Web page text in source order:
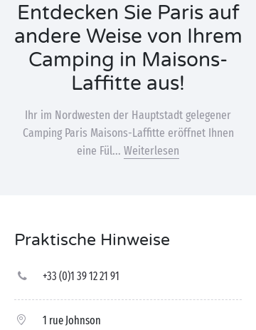
Entdecken Sie Paris auf
andere Weise von Ihrem
Camping in Maisons-
Laffitte aus!
Ihr im Nordwesten der Hauptstadt gelegener
Camping Paris Maisons-Laffitte eröffnet Ihnen
eine Fül... Weiterlesen
Praktische Hinweise
+33 (0)1 39 12 21 91
1 rue Johnson